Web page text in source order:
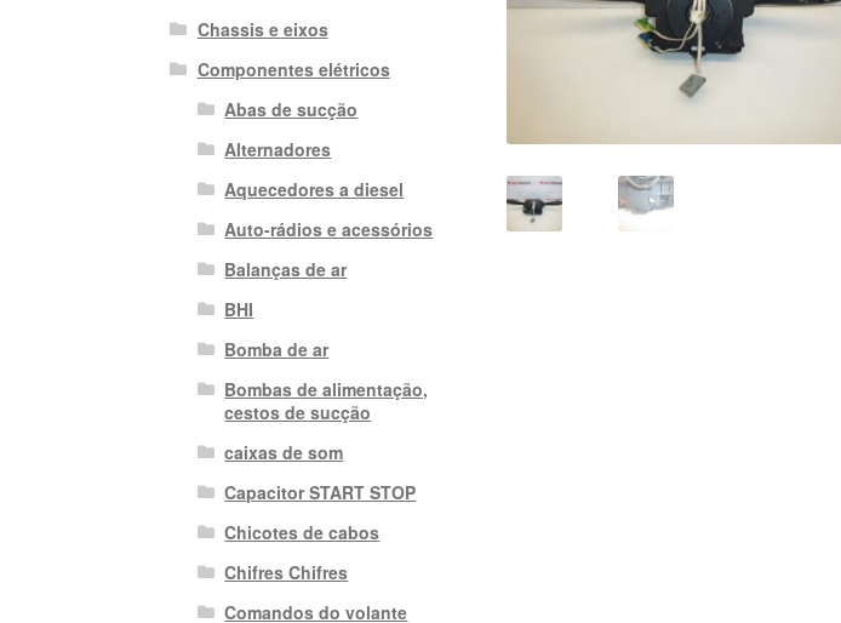
Chassis e eixos
Componentes elétricos
Abas de sucção
Alternadores
Aquecedores a diesel
Auto-rádios e acessórios
Balanças de ar
BHI
Bomba de ar
Bombas de alimentação,
cestos de sucção
caixas de som
Capacitor START STOP
Chicotes de cabos
Chifres Chifres
Comandos do volante